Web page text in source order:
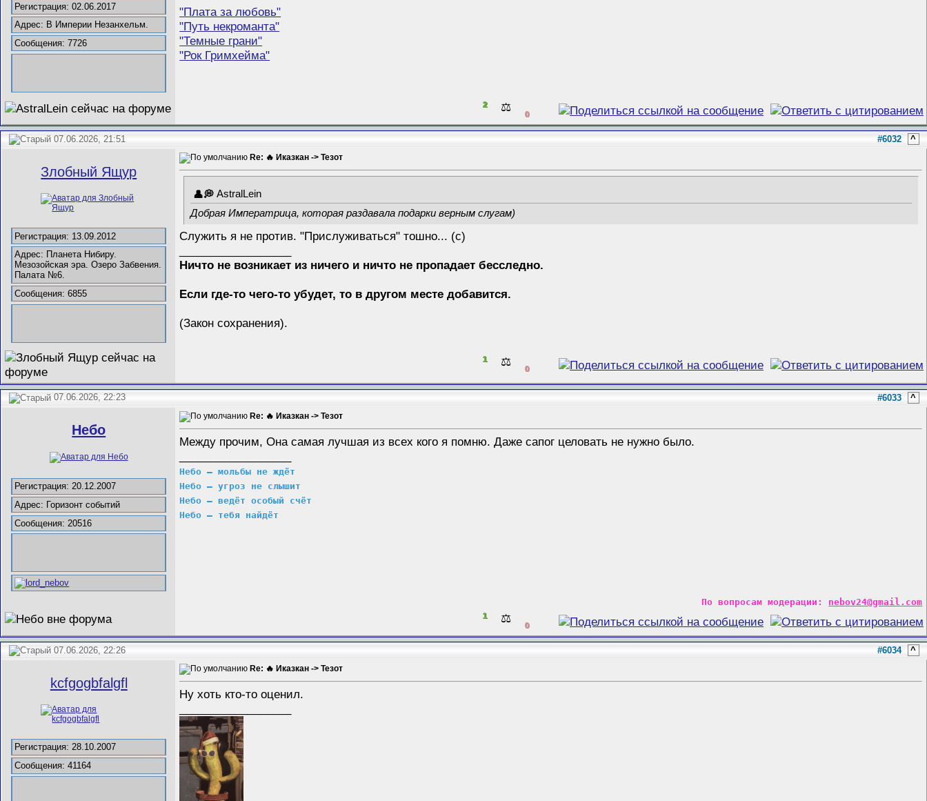
Регистрация: 02.06.2017
Адрес: В Империи Незанхельм.
Сообщения: 7726
"Плата за любовь"
"Путь некроманта"
"Темные грани"
"Рок Гримхейма"
2 ⚖️ 0
07.06.2026, 21:51 #6032 ^
Злобный Ящур
Регистрация: 13.09.2012
Адрес: Планета Нибиру.
Мезозойская эра. Озеро Забвения.
Палата №6.
Сообщения: 6855
Re: 🔥 Иказкан -> Тезот
AstralLein
Добрая Императрица, которая раздавала подарки верным слугам)
Служить я не против. "Прислуживаться" тошно... (с)
Ничто не возникает из ничего и ничто не пропадает бесследно.
Если где-то чего-то убудет, то в другом месте добавится.
(Закон сохранения).
1 ⚖️ 0
07.06.2026, 22:23 #6033 ^
Небо
Регистрация: 20.12.2007
Адрес: Горизонт событий
Сообщения: 20516
Re: 🔥 Иказкан -> Тезот
Между прочим, Она самая лучшая из всех кого я помню. Даже сапог целовать не нужно было.
Небо – мольбы не ждёт
Небо – угроз не слышит
Небо – ведёт особый счёт
Небо – тебя найдёт
По вопросам модерации: nebov24@gmail.com
1 ⚖️ 0
07.06.2026, 22:26 #6034 ^
kcfgogbfalgfl
Регистрация: 28.10.2007
Сообщения: 41164
Re: 🔥 Иказкан -> Тезот
Ну хоть кто-то оценил.